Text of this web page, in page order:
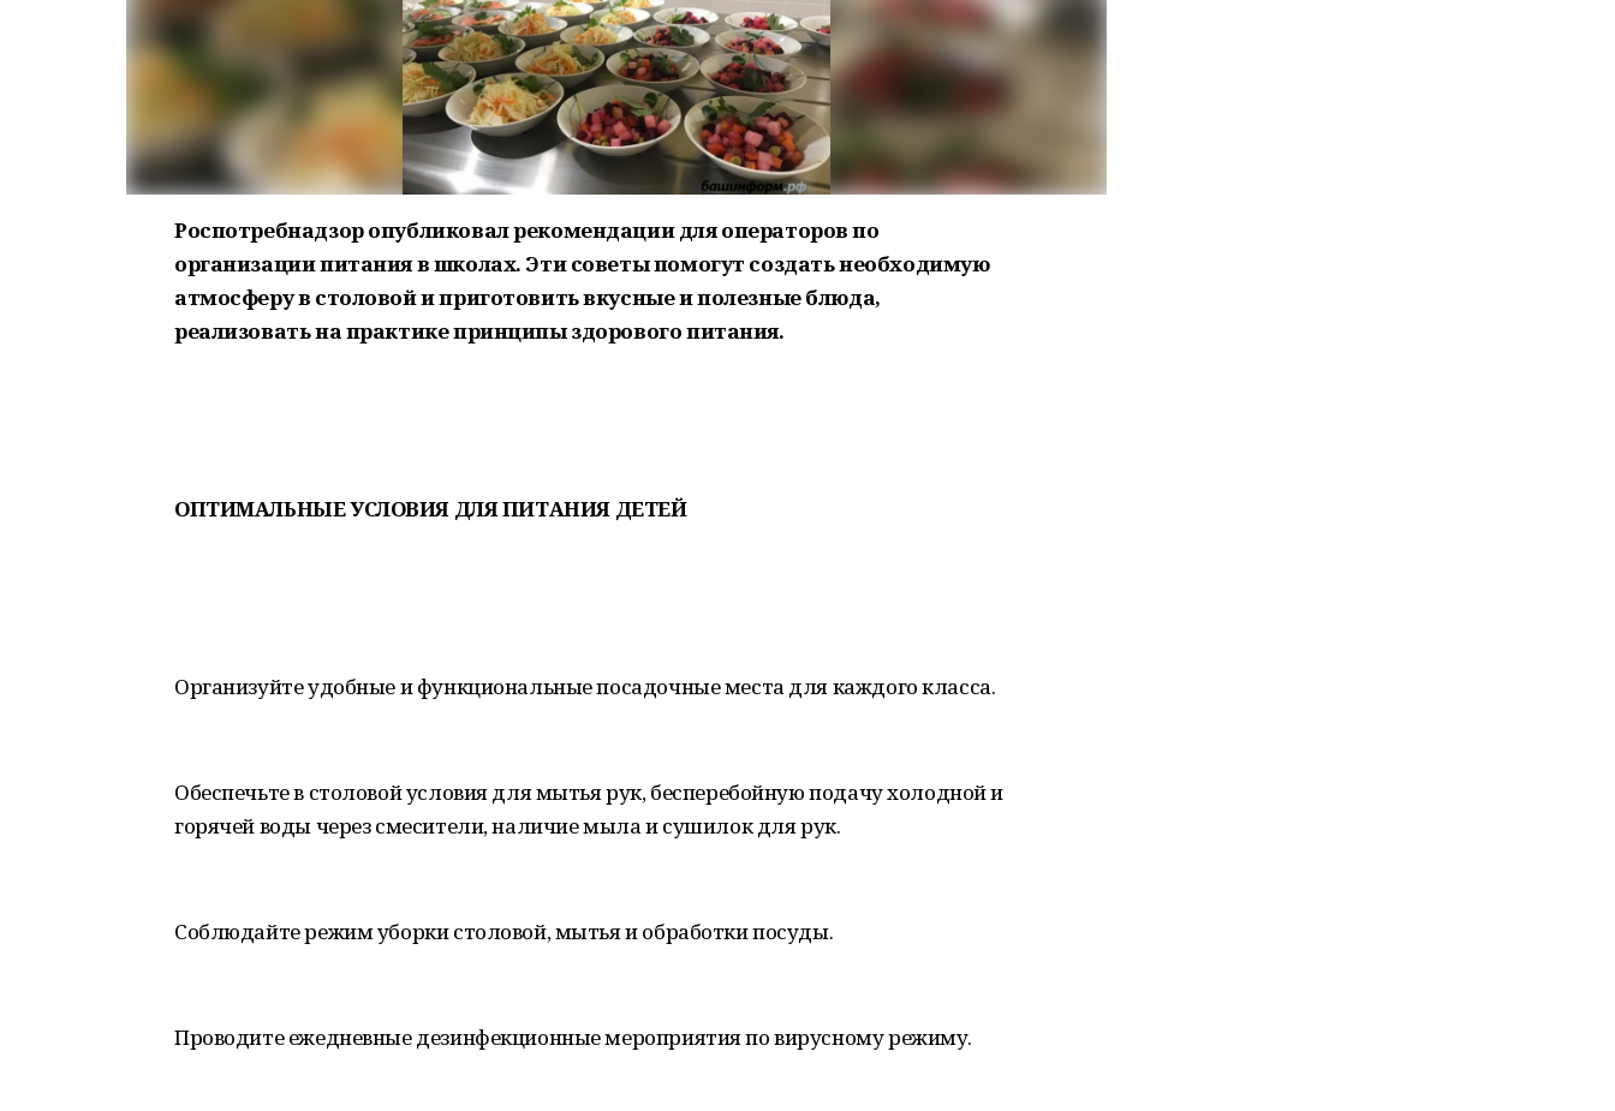
Роспотребнадзор опубликовал рекомендации для операторов по
организации питания в школах. Эти советы помогут создать необходимую
атмосферу в столовой и приготовить вкусные и полезные блюда,
реализовать на практике принципы здорового питания.
ОПТИМАЛЬНЫЕ УСЛОВИЯ ДЛЯ ПИТАНИЯ ДЕТЕЙ
Организуйте удобные и функциональные посадочные места для каждого класса.
Обеспечьте в столовой условия для мытья рук, бесперебойную подачу холодной и
горячей воды через смесители, наличие мыла и сушилок для рук.
Соблюдайте режим уборки столовой, мытья и обработки посуды.
Проводите ежедневные дезинфекционные мероприятия по вирусному режиму.